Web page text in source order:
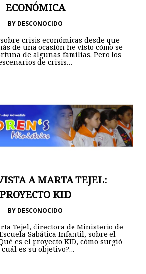
ECONÓMICA
BY DESCONOCIDO
crisis económicas desde que
de una ocasión he visto cómo se
de algunas familias. Pero los
de crisis…
A MARTA TEJEL:
PROYECTO KID
BY DESCONOCIDO
Tejel, directora de Ministerio de
Sabática Infantil, sobre el
es el proyecto KID, cómo surgió
cuál es su objetivo?…